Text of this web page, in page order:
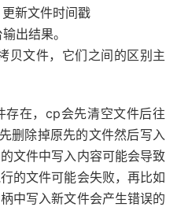
新文件时间戳
出结果。
贝文件，它们之间的区别主
存在，cp会先清空文件后往
删除掉原先的文件然后写入
文件中写入内容可能会导致
的文件可能会失败，再比如
中写入新文件会产生错误的